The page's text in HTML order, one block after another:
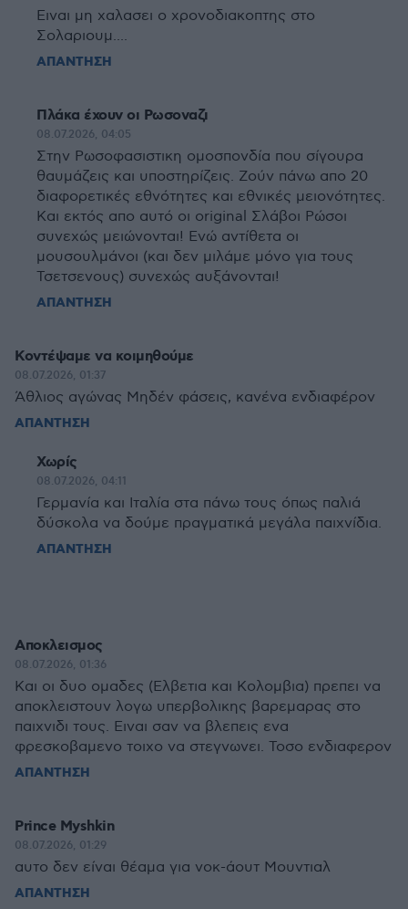
Ειναι μη χαλασει ο χρονοδιακοπτης στο
Σολαριουμ....
ΑΠΑΝΤΗΣΗ
Πλάκα έχουν οι Ρωσοναζι
08.07.2026, 04:05
Στην Ρωσοφασιστικη ομοσπονδία που σίγουρα
θαυμάζεις και υποστηρίζεις. Ζούν πάνω απο 20
διαφορετικές εθνότητες και εθνικές μειονότητες.
Και εκτός απο αυτό οι original Σλάβοι Ρώσοι
συνεχώς μειώνονται! Ενώ αντίθετα οι
μουσουλμάνοι (και δεν μιλάμε μόνο για τους
Τσετσενους) συνεχώς αυξάνονται!
ΑΠΑΝΤΗΣΗ
Κοντέψαμε να κοιμηθούμε
08.07.2026, 01:37
Άθλιος αγώνας Μηδέν φάσεις, κανένα ενδιαφέρον
ΑΠΑΝΤΗΣΗ
Χωρίς
08.07.2026, 04:11
Γερμανία και Ιταλία στα πάνω τους όπως παλιά
δύσκολα να δούμε πραγματικά μεγάλα παιχνίδια.
ΑΠΑΝΤΗΣΗ
Αποκλεισμος
08.07.2026, 01:36
Και οι δυο ομαδες (Ελβετια και Κολομβια) πρεπει να
αποκλειστουν λογω υπερβολικης βαρεμαρας στο
παιχνιδι τους. Ειναι σαν να βλεπεις ενα
φρεσκοβαμενο τοιχο να στεγνωνει. Τοσο ενδιαφερον
ΑΠΑΝΤΗΣΗ
Prince Myshkin
08.07.2026, 01:29
αυτο δεν είναι θέαμα για νοκ-άουτ Μουντιαλ
ΑΠΑΝΤΗΣΗ